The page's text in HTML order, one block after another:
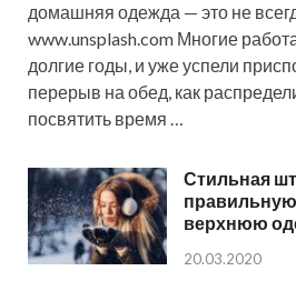
домашняя одежда — это не
www.unsplash.com Многие
долгие годы, и уже успели
перерыв на обед, как
посвятить время …
Стильная
верхнюю
20.03.2020